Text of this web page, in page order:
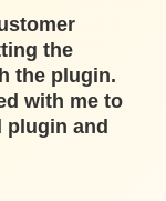
the
the plugin.
with me to
plugin and